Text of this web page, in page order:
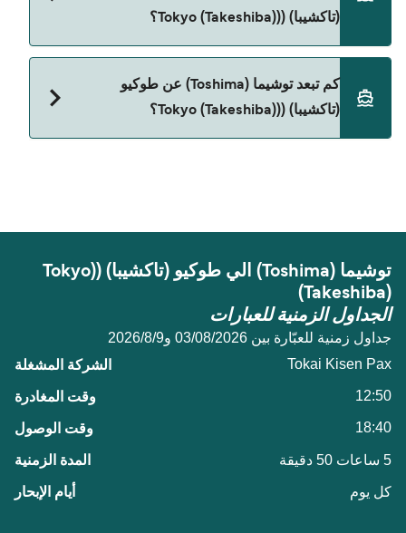
(تاكشيبا) ((Tokyo (Takeshiba)؟
توشیما (Toshima) و طوكيو (تاكشيبا) ((Tokyo
(Takeshiba).
كم تبعد توشیما (Toshima) عن طوكيو
(تاكشيبا) ((Tokyo (Takeshiba)؟
توشیما (Toshima) الي طوكيو (تاكشيبا) ((Tokyo
(Takeshiba)
الجداول الزمنية للعبارات
جداول زمنية للعبّارة بين 03/08/2026 و9‏/8‏/2026
Tokai Kisen Pax
12:50
18:40
5 ساعات 50 دقيقة
كل يوم